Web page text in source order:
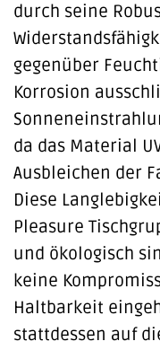
durch seine
gegenüber
Korrosion
da das Material
Ausbleichen der
Diese
Pleasure
und ökologisch
keine
Haltbarkeit
stattdessen auf